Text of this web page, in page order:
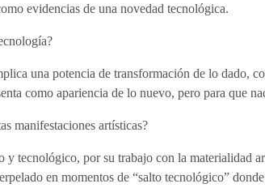
evidencias de una novedad tecnológica.
una potencia de transformación de lo dado,
como apariencia de lo nuevo, pero para que
manifestaciones artísticas?
tecnológico, por su trabajo con la materialidad
en momentos de “salto tecnológico”